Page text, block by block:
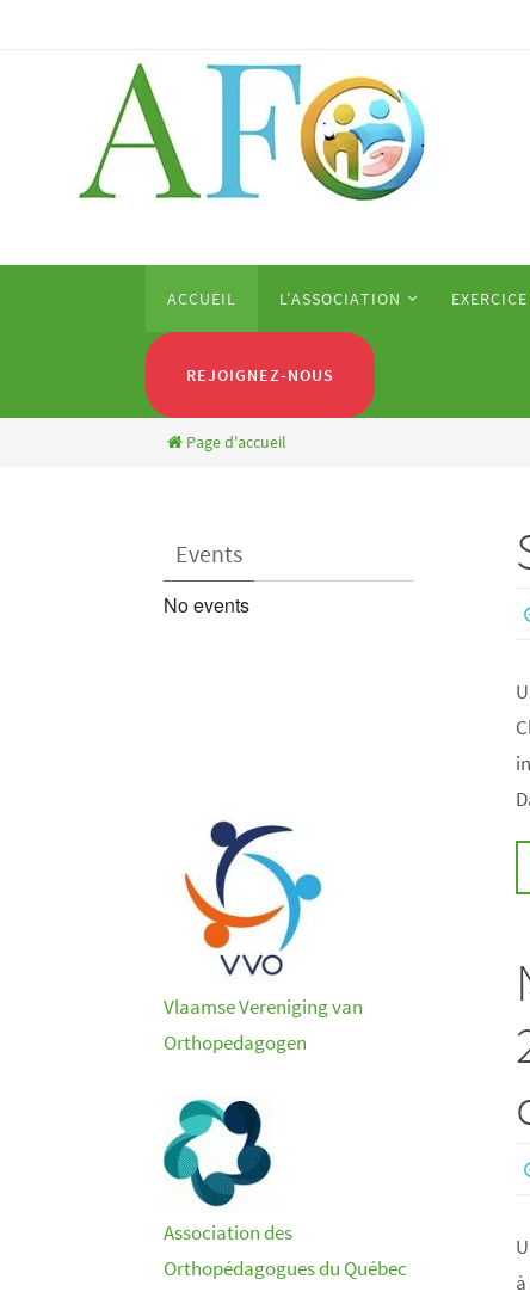
ACCUEIL L’ASSOCIATION
REJOIGNEZ-NOUS
Page d'accueil
Events
No events
Vlaamse Vereniging van
Orthopedagogen
Association des
Orthopédagogues du Québec